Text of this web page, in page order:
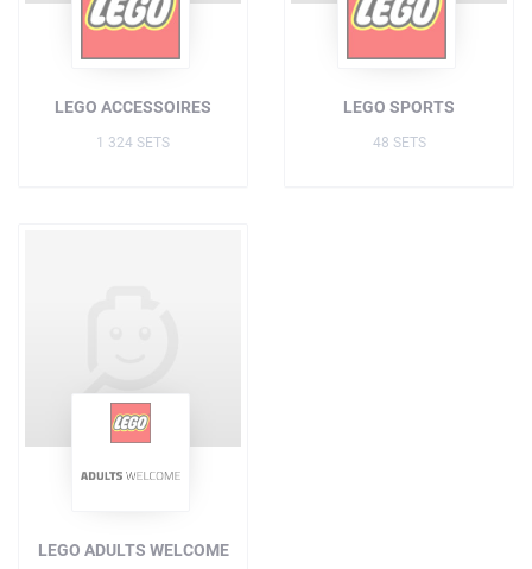
LEGO ACCESSOIRES
1 324 SETS
LEGO SPORTS
48 SETS
LEGO ADULTS WELCOME